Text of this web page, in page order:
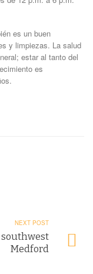
es un buen
y limpiezas. La salud
estar al tanto del
es
NEXT POST
Medford